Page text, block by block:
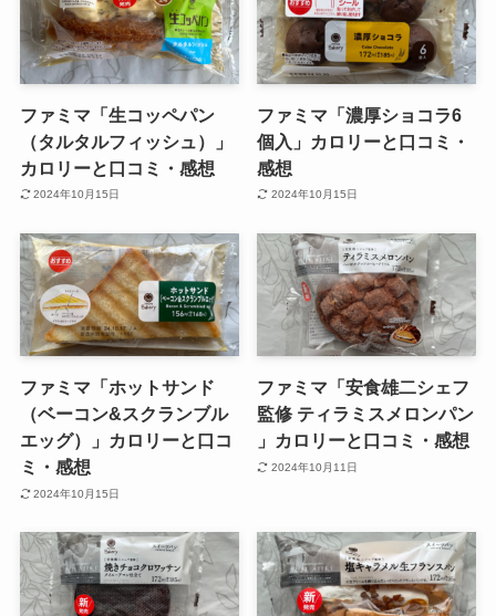
ファミマ「生コッペパン
（タルタルフィッシュ）」
カロリーと口コミ・感想
2024年10月15日
ファミマ「濃厚ショコラ6
個入」カロリーと口コミ・
感想
2024年10月15日
ファミマ「ホットサンド
（ベーコン&スクランブル
エッグ）」カロリーと口コ
ミ・感想
2024年10月15日
ファミマ「安食雄二シェフ
監修 ティラミスメロンパン
」カロリーと口コミ・感想
2024年10月11日